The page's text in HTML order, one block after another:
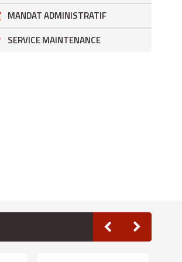
MANDAT ADMINISTRATIF
SERVICE MAINTENANCE